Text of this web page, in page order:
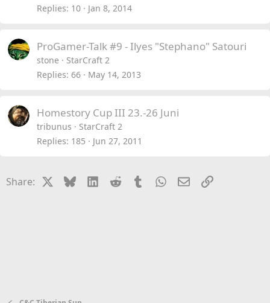
Replies 10 Jan 8, 2014
ProGamer-Talk #9 - Ilyes "Stephano" Satouri
stone
StarCraft 2
Replies 66 May 14, 2013
Homestory Cup III 23.-26 Juni
tribunus
StarCraft 2
Replies 185 Jun 27, 2011
Share: BlueskyLinkedIn
Reddit TumblrWhatsApp
EmailLink